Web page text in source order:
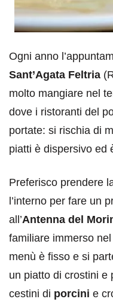
Ogni anno
Sant’Agata Feltria
molto mangiare nel
dove i ristoranti del
portate: si rischia di
piatti è dispersivo ed
Preferisco prendere
l’interno per fare un
all’Antenna del
familiare immerso
menù è fisso e si
un piatto di crostini e
cestini di porcini e